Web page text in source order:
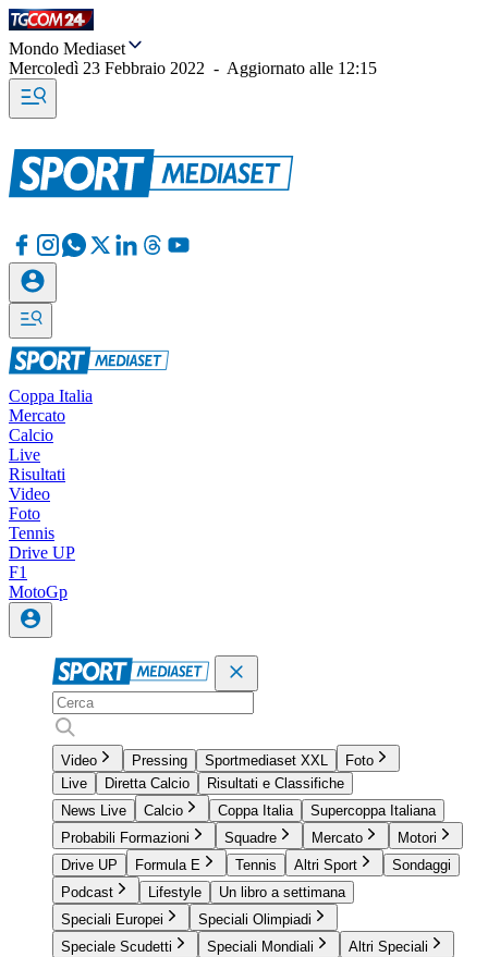
Mondo Mediaset
Mercoledì 23 Febbraio 2022 - Aggiornato alle 12:15
Coppa Italia
Mercato
Calcio
Live
Risultati
Video
Foto
Tennis
Drive UP
F1
MotoGp
Video Pressing Sportmediaset XXL
Foto
Live
Diretta Calcio
Risultati e Classifiche
News Live
Calcio Coppa Italia
Supercoppa Italiana
Probabili Formazioni
Squadre Mercato
Motori
Drive UP
Formula E Tennis Altri Sport
Sondaggi
Podcast
Lifestyle
Un libro a settimana
Speciali Europei
Speciali Olimpiadi
Speciale Scudetti
Speciali Mondiali Altri Speciali